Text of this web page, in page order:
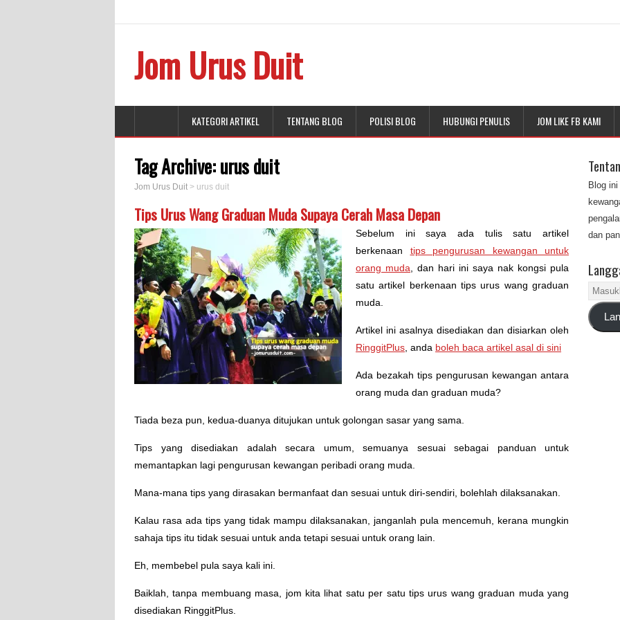
Jom Urus Duit
KATEGORI ARTIKEL TENTANG BLOG POLISI BLOG HUBUNGI PENULIS JOM LIKE FB KAMI
Tag Archive:urus duit
Jom Urus Duit > urus duit
Tips Urus Wang Graduan Muda Supaya Cerah Masa Depan
Sebelum ini saya ada tulis satu artikel
berkenaan tips pengurusan kewangan untuk
orang muda , dan hari ini saya nak kongsi pula
satu artikel berkenaan tips urus wang graduan
muda.
Artikel ini asalnya disediakan dan disiarkan oleh
RinggitPlus , anda boleh baca artikel asal di sini
Ada bezakah tips pengurusan kewangan antara
orang muda dan graduan muda?
Tiada beza pun, kedua-duanya ditujukan untuk golongan sasar yang sama.
Tips yang disediakan adalah secara umum, semuanya sesuai sebagai panduan untuk
memantapkan lagi pengurusan kewangan peribadi orang muda.
Mana-mana tips yang dirasakan bermanfaat dan sesuai untuk diri-sendiri, bolehlah dilaksanakan.
Kalau rasa ada tips yang tidak mampu dilaksanakan, janganlah pula mencemuh, kerana mungkin
sahaja tips itu tidak sesuai untuk anda tetapi sesuai untuk orang lain.
Eh, membebel pula saya kali ini.
Baiklah, tanpa membuang masa, jom kita lihat satu per satu tips urus wang graduan muda yang
disediakan RinggitPlus.
Blog
dan
alamat
emel